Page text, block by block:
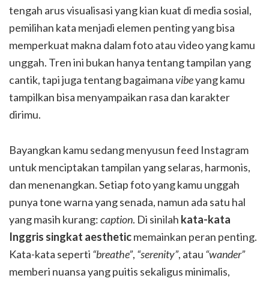
tengah arus visualisasi yang kian kuat di media sosial,
pemilihan kata menjadi elemen penting yang bisa
memperkuat makna dalam foto atau video yang kamu
unggah. Tren ini bukan hanya tentang tampilan yang
cantik, tapi juga tentang bagaimanavibeyang kamu
tampilkan bisa menyampaikan rasa dan karakter
dirimu.
Bayangkan kamu sedang menyusun feed Instagram
untuk menciptakan tampilan yang selaras, harmonis,
dan menenangkan. Setiap foto yang kamu unggah
punya tone warna yang senada, namun ada satu hal
yang masih kurang:caption. Di sinilah kata-kata
Inggris singkat aestheticmemainkan peran penting.
Kata-kata seperti “breathe”, “serenity”, atau “wander”
memberi nuansa yang puitis sekaligus minimalis,